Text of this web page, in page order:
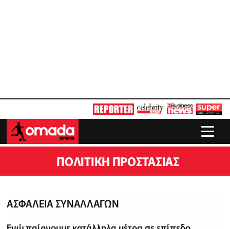
ΠΟΛΙΤΙΚΉ ΠΡΟΣΤΑΣΊΑΣ
ΑΣΦΑΛΕΙΑ ΣΥΝΑΛΛΑΓΩΝ